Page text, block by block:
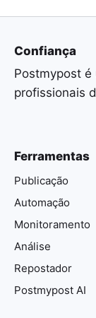
Confiança
Postmypost
profissionais
Ferramentas
Publicação
Automação
Monitoramento
Análise
Repostador
Postmypost AI